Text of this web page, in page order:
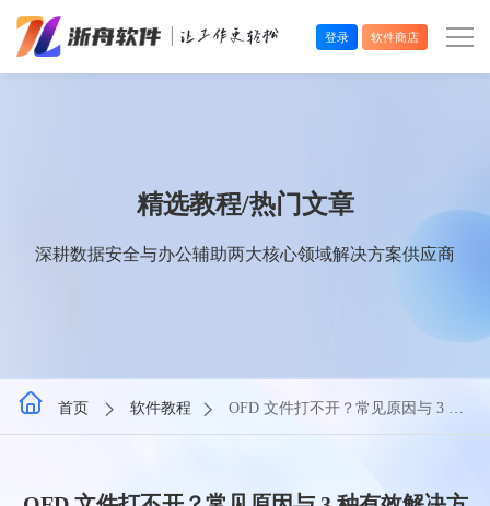
登录 软件商店
精选教程/热门文章
深耕数据安全与办公辅助两大核心领域解决方案供应商
首页 软件教程 OFD 文件打不开？常见原因与 3 种